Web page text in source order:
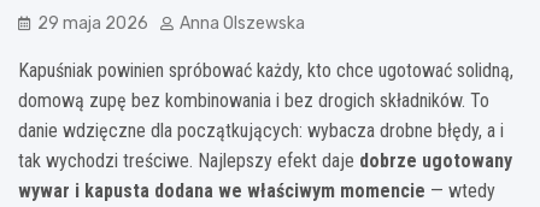
29 maja 2026 Anna Olszewska
Kapuśniak powinien spróbować każdy, kto chce ugotować solidną,
domową zupę bez kombinowania i bez drogich składników. To
danie wdzięczne dla początkujących: wybacza drobne błędy, a i
tak wychodzi treściwe. Najlepszy efekt daje dobrze ugotowany
wywar i kapusta dodana we właściwym momencie — wtedy